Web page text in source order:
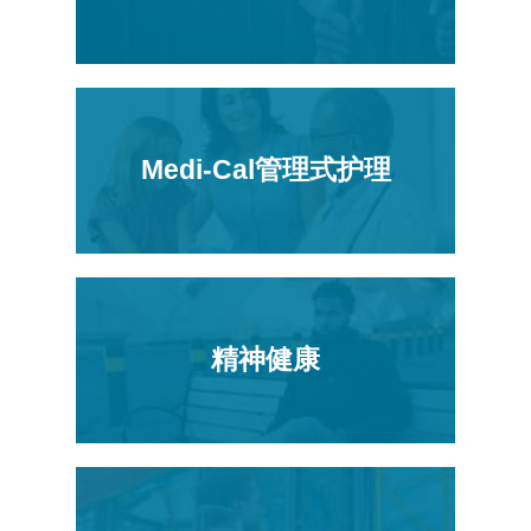
Medi-Cal管理式护理
精神健康